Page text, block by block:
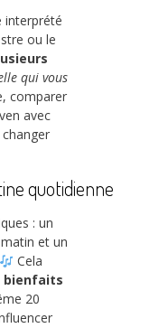
interprété
ou le
qui vous
comparer
avec
quotidienne
: un
et un
Cela
bienfaits
20